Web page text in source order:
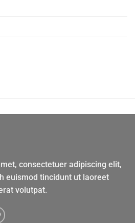
consectetuer adipiscing elit,
euismod tincidunt ut laoreet
volutpat.